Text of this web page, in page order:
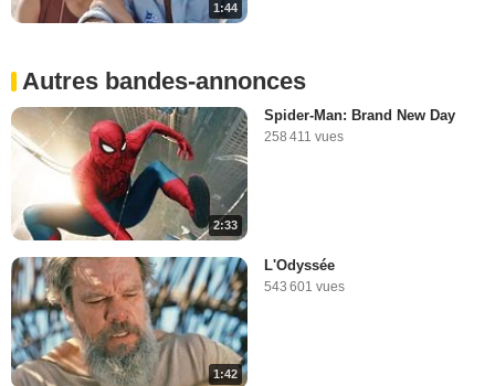
1:44
Autres bandes-annonces
2:33
Spider-Man: Brand New Day
258 411 vues
1:42
L'Odyssée
543 601 vues